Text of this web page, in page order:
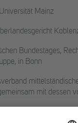
Mainz
Bundestages,
in Bonn
mit dessen